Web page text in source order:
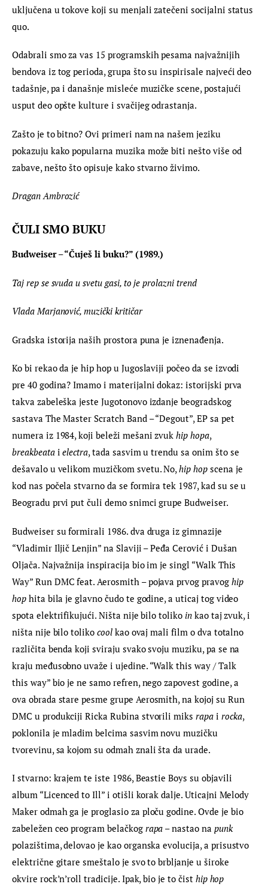
uključena u tokove koji su menjali zatečeni socijalni status
quo.
Odabrali smo za vas 15 programskih pesama najvažnijih
bendova iz tog perioda, grupa što su inspirisale najveći deo
tadašnje, pa i današnje misleće muzičke scene, postajući
usput deo opšte kulture i svačijeg odrastanja.
Zašto je to bitno? Ovi primeri nam na našem jeziku
pokazuju kako popularna muzika može biti nešto više od
zabave, nešto što opisuje kako stvarno živimo.
Dragan Ambrozić
ČULI SMO BUKU
Budweiser – “Čuješ li buku?” (1989.)
Taj rep se svuda u svetu gasi, to je prolazni trend
Vlada Marjanović, muzički kritičar
Gradska istorija naših prostora puna je iznenađenja.
Ko bi rekao da je hip hop u Jugoslaviji počeo da se izvodi
pre 40 godina? Imamo i materijalni dokaz: istorijski prva
takva zabeleška jeste Jugotonovo izdanje beogradskog
sastava The Master Scratch Band – “Degout”, EP sa pet
numera iz 1984, koji beleži mešani zvuk hip hopa,
breakbeata i electra, tada sasvim u trendu sa onim što se
dešavalo u velikom muzičkom svetu. No, hip hop scena je
kod nas počela stvarno da se formira tek 1987, kad su se u
Beogradu prvi put čuli demo snimci grupe Budweiser.
Budweiser su formirali 1986. dva druga iz gimnazije
“Vladimir Iljič Lenjin” na Slaviji – Peđa Cerović i Dušan
Oljača. Najvažnija inspiracija bio im je singl “Walk This
Way” Run DMC feat. Aerosmith – pojava prvog pravog hip
hop hita bila je glavno čudo te godine, a uticaj tog video
spota elektrifikujući. Ništa nije bilo toliko in kao taj zvuk, i
ništa nije bilo toliko cool kao ovaj mali film o dva totalno
različita benda koji sviraju svako svoju muziku, pa se na
kraju međusobno uvaže i ujedine. “Walk this way / Talk
this way” bio je ne samo refren, nego zapovest godine, a
ova obrada stare pesme grupe Aerosmith, na kojoj su Run
DMC u produkciji Ricka Rubina stvorili miks rapa i rocka,
poklonila je mladim belcima sasvim novu muzičku
tvorevinu, sa kojom su odmah znali šta da urade.
I stvarno: krajem te iste 1986, Beastie Boys su objavili
album “Licenced to Ill” i otišli korak dalje. Uticajni Melody
Maker odmah ga je proglasio za ploču godine. Ovde je bio
zabeležen ceo program belačkog rapa – nastao na punk
polazištima, delovao je kao organska evolucija, a prisustvo
električne gitare smeštalo je svo to brbljanje u široke
okvire rock’n’roll tradicije. Ipak, bio je to čist hip hop